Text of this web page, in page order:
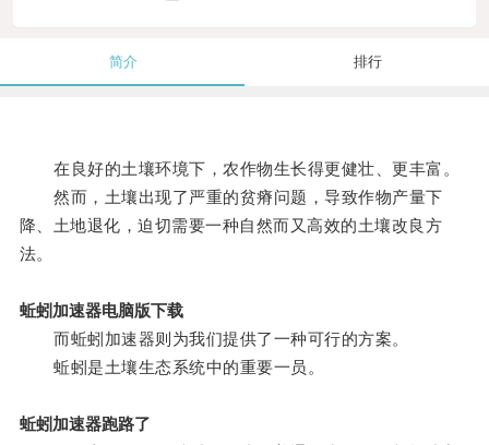
简介 排行
在良好的土壤环境下，农作物生长得更健壮、更丰富。
然而，土壤出现了严重的贫瘠问题，导致作物产量下
降、土地退化，迫切需要一种自然而又高效的土壤改良方
法。
蚯蚓加速器电脑版下载
而蚯蚓加速器则为我们提供了一种可行的方案。
蚯蚓是土壤生态系统中的重要一员。
蚯蚓加速器跑路了